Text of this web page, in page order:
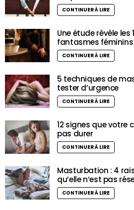
CONTINUER À LIRE
Une étude révèle les
fantasmes féminins
CONTINUER À LIRE
5 techniques de
tester d’urgence
CONTINUER À LIRE
12 signes que votre
pas durer
CONTINUER À LIRE
Masturbation : 4
qu’elle n’est pas
CONTINUER À LIRE